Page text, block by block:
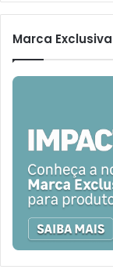
Marca Exclusiva